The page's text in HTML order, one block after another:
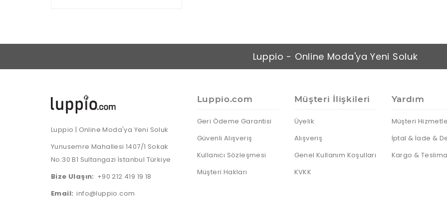
Luppio - Online Moda'ya Yeni Soluk
Luppio | Online Moda'ya Yeni Soluk
Yunusemre Mahallesi 1407/1 Sokak
No:30 B1 Sultangazi İstanbul Türkiye
Bize Ulaşın: +90 212 419 19 18
Email: info@luppio.com
Luppio.com
Geri Ödeme Garantisi
Güvenli Alışveriş
Kullanıcı Sözleşmesi
Müşteri Hakları
Müşteri İlişkileri
Üyelik
Alışveriş
Genel Kullanım Koşulları
KVKK
Yardım
Müşteri
İptal & İade &
Kargo &